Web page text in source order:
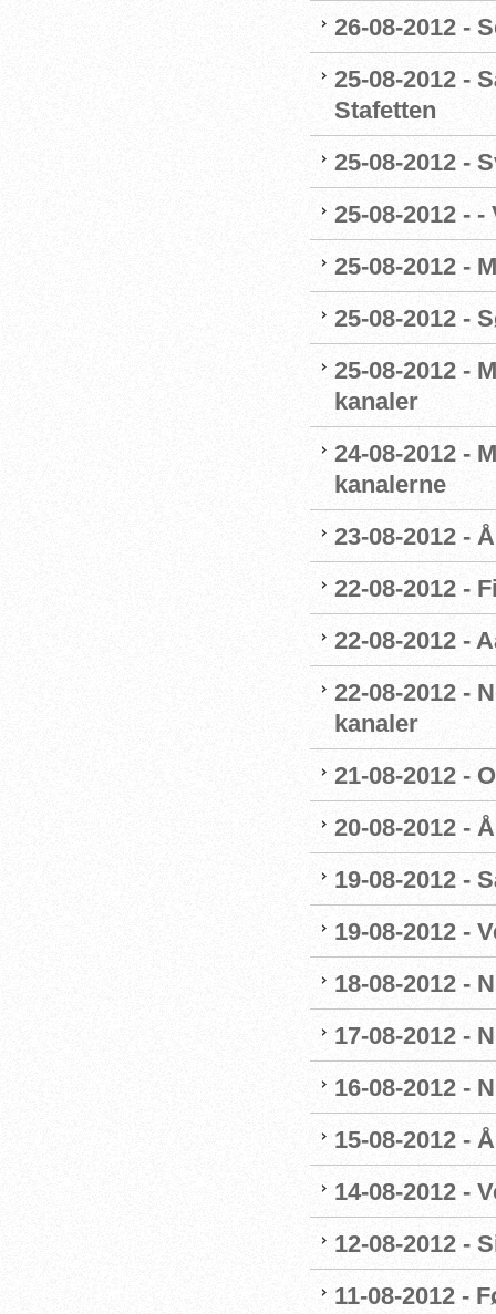
26-08-2012 -
25-08-2012 -
Stafetten
25-08-2012 -
25-08-2012 -
25-08-2012 -
25-08-2012 -
25-08-2012 -
kanaler
24-08-2012 -
kanalerne
23-08-2012 -
22-08-2012 -
22-08-2012 -
22-08-2012 -
kanaler
21-08-2012 -
20-08-2012 -
19-08-2012 -
19-08-2012 -
18-08-2012 -
17-08-2012 -
16-08-2012 -
15-08-2012 -
14-08-2012 -
12-08-2012 -
11-08-2012 -